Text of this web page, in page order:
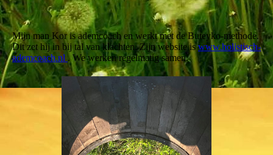
Mijn man Kor is ademcoach en werkt met de Buteyko-methode.
Dit zet hij in bij tal van klachten. Zijn website iswww.holistisch-
ademcoach.nl . We werken regelmatig samen.